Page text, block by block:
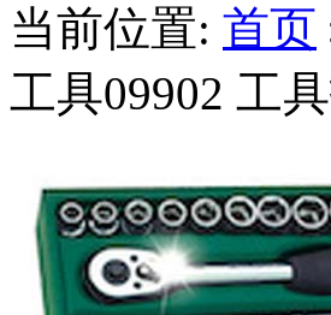
当前位置: 首页
工具09902 工